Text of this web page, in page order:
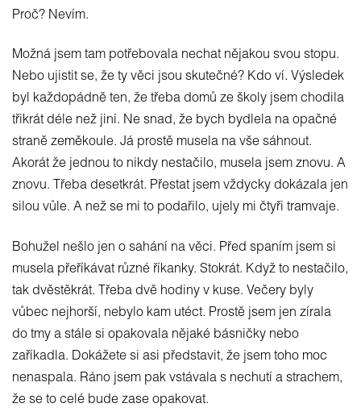
Proč? Nevím.
Možná jsem tam potřebovala nechat nějakou svou stopu.
Nebo ujistit se, že ty věci jsou skutečné? Kdo ví. Výsledek
byl každopádně ten, že třeba domů ze školy jsem chodila
třikrát déle než jiní. Ne snad, že bych bydlela na opačné
straně zeměkoule. Já prostě musela na vše sáhnout.
Akorát že jednou to nikdy nestačilo, musela jsem znovu. A
znovu. Třeba desetkrát. Přestat jsem vždycky dokázala jen
silou vůle. A než se mi to podařilo, ujely mi čtyři tramvaje.
Bohužel nešlo jen o sahání na věci. Před spaním jsem si
musela přeříkávat různé říkanky. Stokrát. Když to nestačilo,
tak dvěstěkrát. Třeba dvě hodiny v kuse. Večery byly
vůbec nejhorší, nebylo kam utéct. Prostě jsem jen zírala
do tmy a stále si opakovala nějaké básničky nebo
zaříkadla. Dokážete si asi představit, že jsem toho moc
nenaspala. Ráno jsem pak vstávala s nechutí a strachem,
že se to celé bude zase opakovat.